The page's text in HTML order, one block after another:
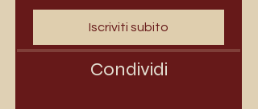
Iscriviti subito
Condividi